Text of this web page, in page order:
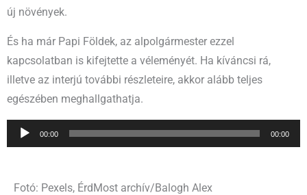
új növények.
És ha már Papi Földek, az alpolgármester ezzel
kapcsolatban is kifejtette a véleményét. Ha kíváncsi rá,
illetve az interjú további részleteire, akkor alább teljes
egészében meghallgathatja.
Audió
lejátszó
00:00 00:00
Fotó: Pexels, ÉrdMost archív/Balogh Alex